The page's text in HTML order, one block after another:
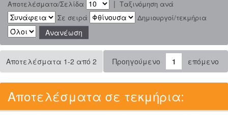
Αποτελέσματα/Σελίδα | Ταξινόμηση ανά
Σε σειρά
Δημιουργοί/τεκμήρια
Αποτελέσματα 1-2 από 2 Προηγούμενο 1 επόμενο
Αποτελέσματα σε τεκμήρια: